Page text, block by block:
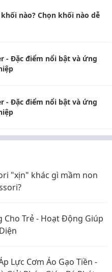
nào? Chọn khối nào dễ
- Đặc điểm nổi bật và ứng
- Đặc điểm nổi bật và ứng
"xịn" khác gì mầm non
Cho Trẻ - Hoạt Động Giúp
Lực Cơm Áo Gạo Tiền -